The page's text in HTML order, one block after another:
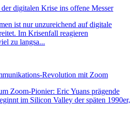
digitalen Krise ins offene Messer
ist nur unzureichend auf digitale
Im Krisenfall reagieren
zu langsa...
Revolution mit Zoom
Zoom-Pionier: Eric Yuans prägende
im Silicon Valley der späten 1990er,